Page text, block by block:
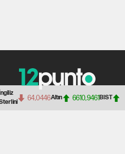
64,0446Altın 6610,9461BIST